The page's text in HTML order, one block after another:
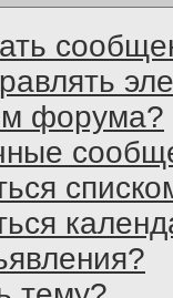
форума?